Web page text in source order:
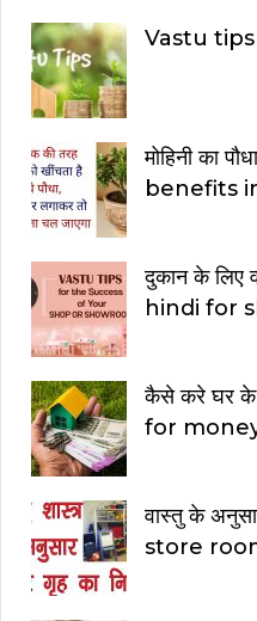
Vastu
मोहिनी का
benefits
दुकान के लिए
hindi for
कैसे करे घर
for
वास्तु के
store